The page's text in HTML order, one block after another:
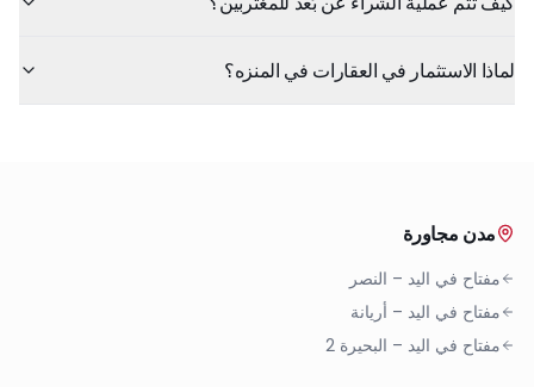
لماذا الاستثمار في العقارات في المنزه؟
مدن مجاورة
مفتاح في اليد – النصر
مفتاح في اليد – أريانة
مفتاح في اليد – البحيرة 2